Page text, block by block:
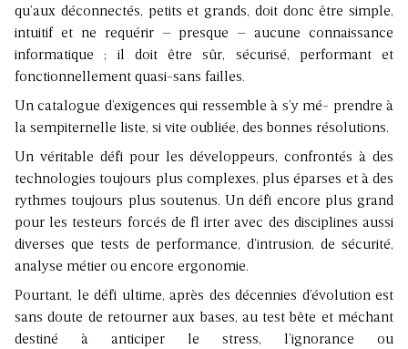
qu’aux déconnectés, petits et grands, doit donc être simple,
intuitif et ne requérir – presque – aucune connaissance
informatique ; il doit être sûr, sécurisé, performant et
fonctionnellement quasi-sans failles.
Un catalogue d’exigences qui ressemble à s’y mé- prendre à
la sempiternelle liste, si vite oubliée, des bonnes résolutions.
Un véritable défi pour les développeurs, confrontés à des
technologies toujours plus complexes, plus éparses et à des
rythmes toujours plus soutenus. Un défi encore plus grand
pour les testeurs forcés de fl irter avec des disciplines aussi
diverses que tests de performance, d’intrusion, de sécurité,
analyse métier ou encore ergonomie.
Pourtant, le défi ultime, après des décennies d’évolution est
sans doute de retourner aux bases, au test bête et méchant
destiné à anticiper le stress, l’ignorance ou